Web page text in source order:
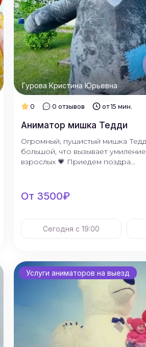
Гурова Кристина Юрьевна
0 0 отзывов от 15 мин.
Аниматор мишка Тедди
Огромный, пушистый мишка
большой, что вызывает
взрослых 💗 Приедем поздра...
От 3500₽
Сегодня с 19:00
Услуги аниматоров на выезд